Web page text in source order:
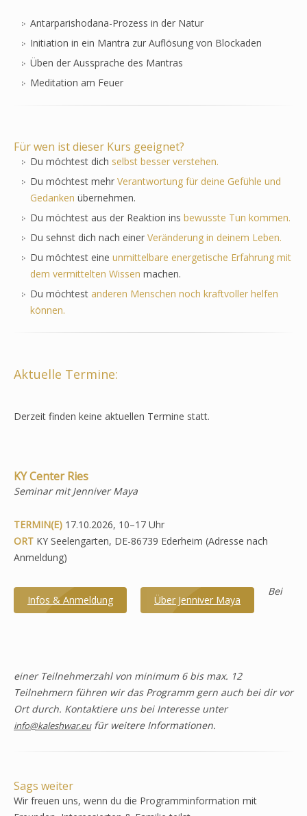
Antarparishodana-Prozess in der Natur
Initiation in ein Mantra zur Auflösung von Blockaden
Üben der Aussprache des Mantras
Meditation am Feuer
Für wen ist dieser Kurs geeignet?
Du möchtest dich selbst besser verstehen.
Du möchtest mehr Verantwortung für deine Gefühle und
Gedanken übernehmen.
Du möchtest aus der Reaktion ins bewusste Tun kommen.
Du sehnst dich nach einer Veränderung in deinem Leben.
Du möchtest eine unmittelbare energetische Erfahrung mit
dem vermittelten Wissen machen.
Du möchtest anderen Menschen noch kraftvoller helfen
können.
Aktuelle Termine:
Derzeit finden keine aktuellen Termine statt.
KY Center Ries
Seminar mit Jenniver Maya
TERMIN(E) 17.10.2026, 10–17 Uhr
ORT KY Seelengarten, DE-86739 Ederheim (Adresse nach
Anmeldung)
Infos & Anmeldung Über Jenniver Maya
Bei
einer Teilnehmerzahl von minimum 6 bis max. 12
Teilnehmern führen wir das Programm gern auch bei dir vor
Ort durch. Kontaktiere uns bei Interesse unter
info@kaleshwar.eufür weitere Informationen.
Sags weiter
Wir freuen uns, wenn du die Programminformation mit